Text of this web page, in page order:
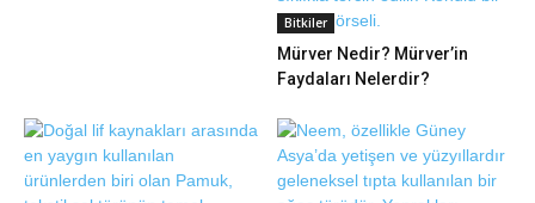
Bitkiler
Mürver Nedir? Mürver’in
Faydaları Nelerdir?